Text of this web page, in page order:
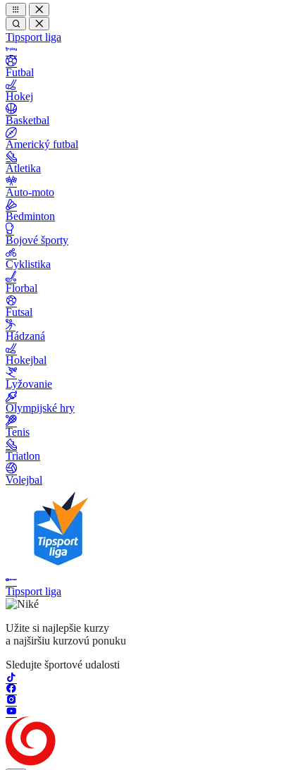
Tipsport liga
Futbal
Hokej
Basketbal
Americký futbal
Atletika
Auto-moto
Bedminton
Bojové športy
Cyklistika
Florbal
Futsal
Hádzaná
Hokejbal
Lyžovanie
Olympijské hry
Tenis
Triatlon
Volejbal
Tipsport liga
Užite si najlepšie kurzy
a najširšiu kurzovú ponuku
Sledujte športové udalosti